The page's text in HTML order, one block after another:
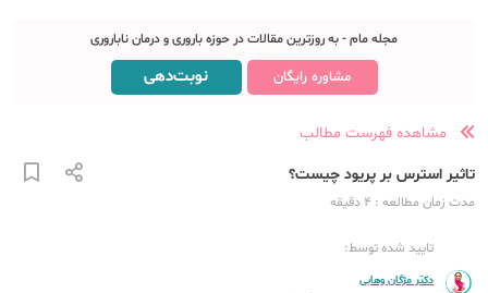
مجله مام - به روزترین مقالات در حوزه باروری و درمان ناباروری
مشاوره رایگان نوبت‌دهی
مشاهده فهرست مطالب
تاثیر استرس بر پریود چیست؟
مدت زمان مطالعه : 4 دقیقه
تایید شده توسط:
دکتر مژگان وهابی